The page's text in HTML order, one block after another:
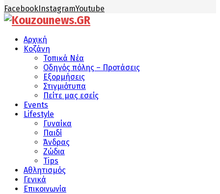
FacebookInstagramYoutube
Αρχική
Κοζάνη
Τοπικά Νέα
Οδηγός πόλης – Προτάσεις
Εξορμήσεις
Στιγμιότυπα
Πείτε μας εσείς
Events
Lifestyle
Γυναίκα
Παιδί
Άνδρας
Ζώδια
Tips
Αθλητισμός
Γενικά
Επικοινωνία